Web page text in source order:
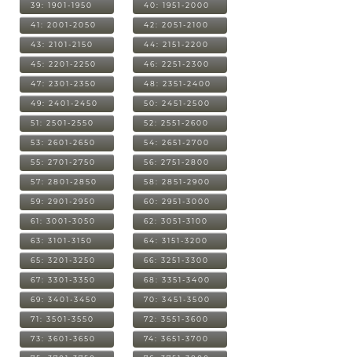
39: 1901-1950 40: 1951-2000
41: 2001-2050 42: 2051-2100
43: 2101-2150 44: 2151-2200
45: 2201-2250 46: 2251-2300
47: 2301-2350 48: 2351-2400
49: 2401-2450 50: 2451-2500
51: 2501-2550 52: 2551-2600
53: 2601-2650 54: 2651-2700
55: 2701-2750 56: 2751-2800
57: 2801-2850 58: 2851-2900
59: 2901-2950 60: 2951-3000
61: 3001-3050 62: 3051-3100
63: 3101-3150 64: 3151-3200
65: 3201-3250 66: 3251-3300
67: 3301-3350 68: 3351-3400
69: 3401-3450 70: 3451-3500
71: 3501-3550 72: 3551-3600
73: 3601-3650 74: 3651-3700